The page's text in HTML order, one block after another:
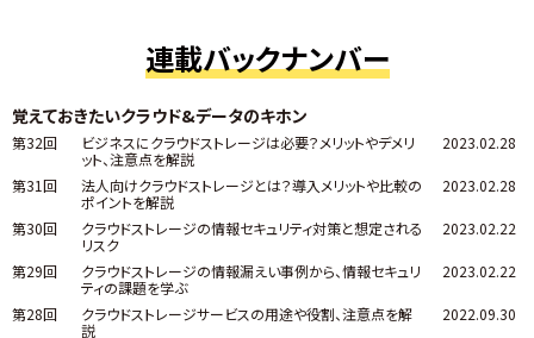
連載バックナンバー
覚えておきたいクラウド&データのキホン
第32回
ビジネスにクラウドストレージは必要？メリットやデメリ
ット、注意点を解説
2023.02.28
第31回
法人向けクラウドストレージとは？導入メリットや比較の
ポイントを解説
2023.02.28
第30回
クラウドストレージの情報セキュリティ対策と想定される
リスク
2023.02.22
第29回
クラウドストレージの情報漏えい事例から、情報セキュリ
ティの課題を学ぶ
2023.02.22
第28回
クラウドストレージサービスの用途や役割、注意点を解
説
2022.09.30